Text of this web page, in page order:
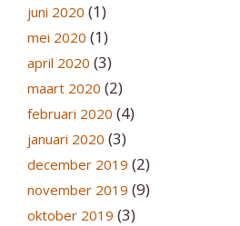
juni 2020 (1)
mei 2020 (1)
april 2020 (3)
maart 2020 (2)
februari 2020 (4)
januari 2020 (3)
december 2019 (2)
november 2019 (9)
oktober 2019 (3)